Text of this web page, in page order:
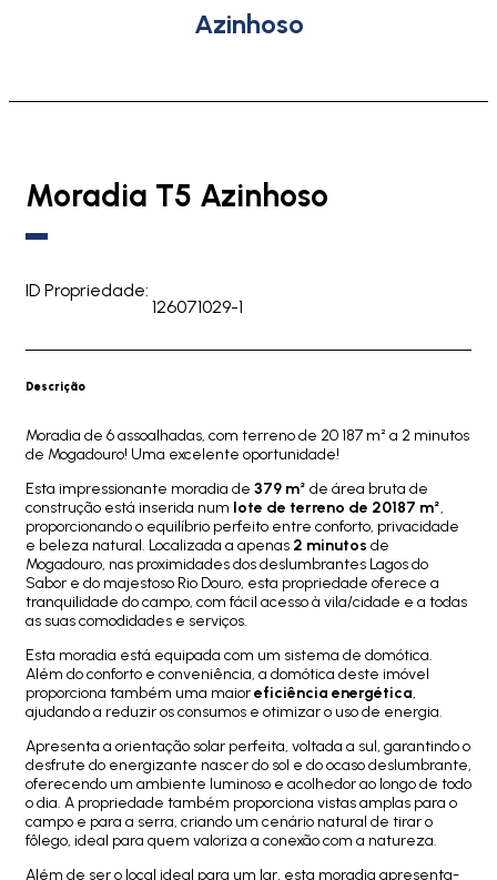
Azinhoso
Moradia T5 Azinhoso
ID Propriedade:
126071029-1
Descrição
Moradia de 6 assoalhadas, com terreno de 20 187 m² a 2 minutos
de Mogadouro! Uma excelente oportunidade!
Esta impressionante moradia de 379 m² de área bruta de
construção está inserida num lote de terreno de 20187 m²,
proporcionando o equilíbrio perfeito entre conforto, privacidade
e beleza natural. Localizada a apenas 2 minutos de
Mogadouro, nas proximidades dos deslumbrantes Lagos do
Sabor e do majestoso Rio Douro, esta propriedade oferece a
tranquilidade do campo, com fácil acesso à vila/cidade e a todas
as suas comodidades e serviços.
Esta moradia está equipada com um sistema de domótica.
Além do conforto e conveniência, a domótica deste imóvel
proporciona também uma maioreficiência energética,
ajudando a reduzir os consumos e otimizar o uso de energia.
Apresenta a orientação solar perfeita, voltada a sul, garantindo o
desfrute do energizante nascer do sol e do ocaso deslumbrante,
oferecendo um ambiente luminoso e acolhedor ao longo de todo
o dia. A propriedade também proporciona vistas amplas para o
campo e para a serra, criando um cenário natural de tirar o
fôlego, ideal para quem valoriza a conexão com a natureza.
Além de ser o local ideal para um lar, esta moradia apresenta-